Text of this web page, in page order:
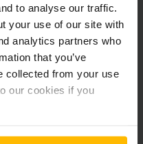
to analyse our traffic.
your use of our site with
analytics partners who
that you’ve
collected from your use
our cookies if you